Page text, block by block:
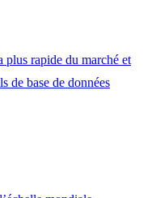
plus rapide du marché et
de base de données